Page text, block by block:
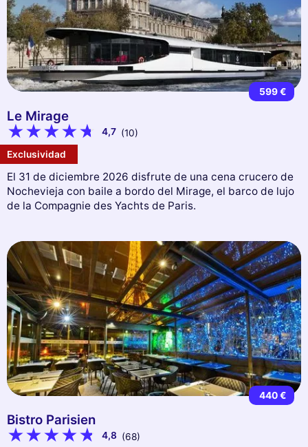
599 €
Le Mirage
4,7 (10)
Exclusividad
El 31 de diciembre 2026 disfrute de una cena crucero de
Nochevieja con baile a bordo del Mirage, el barco de lujo
de la Compagnie des Yachts de Paris.
440 €
Bistro Parisien
4,8 (68)